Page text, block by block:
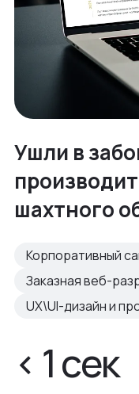
Ушли в
шахтного
Корпоративный
Заказная веб-
UX\UI-дизайн и
< 1 сек